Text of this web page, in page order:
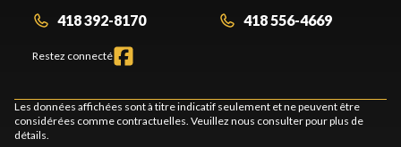
418 392-8170
Restez connecté
418 556-4669
Les données affichées sont à titre indicatif seulement et ne peuvent être
considérées comme contractuelles. Veuillez nous consulter pour plus de
détails.